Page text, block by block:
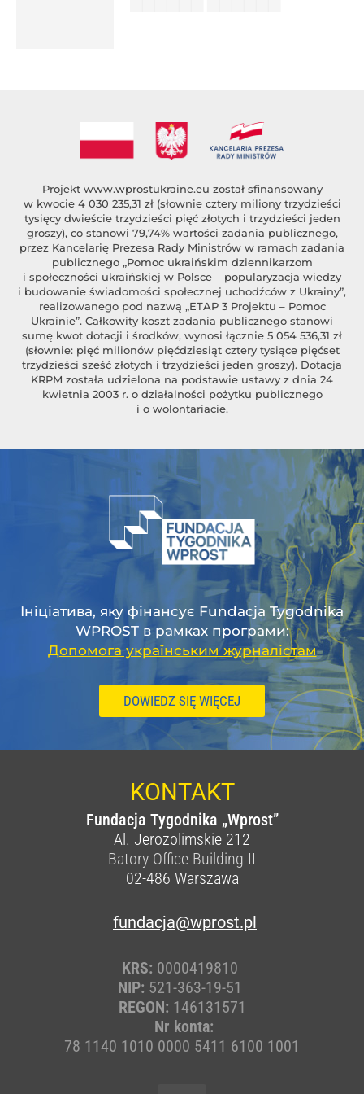
Projekt www.wprostukraine.eu został sfinansowany
w kwocie 4 030 235,31 zł (słownie cztery miliony trzydzieści
tysięcy dwieście trzydzieści pięć złotych i trzydzieści jeden
groszy), co stanowi 79,74% wartości zadania publicznego,
przez Kancelarię Prezesa Rady Ministrów w ramach zadania
publicznego „Pomoc ukraińskim dziennikarzom
i społeczności ukraińskiej w Polsce – popularyzacja wiedzy
i budowanie świadomości społecznej uchodźców z Ukrainy”,
realizowanego pod nazwą „ETAP 3 Projektu – Pomoc
Ukrainie”. Całkowity koszt zadania publicznego stanowi
sumę kwot dotacji i środków, wynosi łącznie 5 054 536,31 zł
(słownie: pięć milionów pięćdziesiąt cztery tysiące pięćset
trzydzieści sześć złotych i trzydzieści jeden groszy). Dotacja
KRPM została udzielona na podstawie ustawy z dnia 24
kwietnia 2003 r. o działalności pożytku publicznego
i o wolontariacie.
Ініціатива, яку фінансує Fundacja Tygodnika
WPROST в рамках програми:
Допомога українським журналістам
DOWIEDZ SIĘ WIĘCEJ
KONTAKT
Fundacja Tygodnika „Wprost”
Al. Jerozolimskie 212
Batory Office Building II
02-486 Warszawa
fundacja@wprost.pl
KRS: 0000419810
NIP: 521-363-19-51
REGON: 146131571
Nr konta:
78 1140 1010 0000 5411 6100 1001